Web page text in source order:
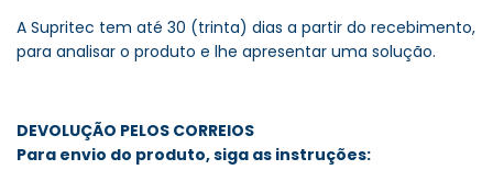
A Supritec tem até 30 (trinta) dias a partir do recebimento,
para analisar o produto e lhe apresentar uma solução.
DEVOLUÇÃO PELOS CORREIOS
Para envio do produto, siga as instruções: